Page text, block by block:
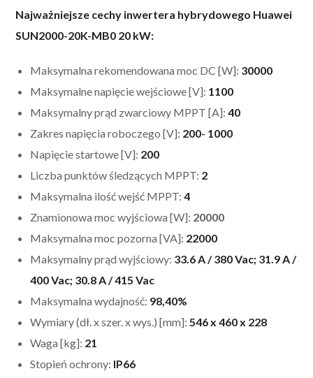
Najważniejsze cechy inwertera hybrydowego Huawei
SUN2000-20K-MB0 20 kW:
Maksymalna rekomendowana moc DC [W]: 30000
Maksymalne napięcie wejściowe [V]: 1100
Maksymalny prąd zwarciowy MPPT [A]:40
Zakres napięcia roboczego [V]: 200- 1000
Napięcie startowe [V]: 200
Liczba punktów śledzących MPPT: 2
Maksymalna ilość wejść MPPT:4
Znamionowa moc wyjściowa [W]: 20000
Maksymalna moc pozorna [VA]: 22000
Maksymalny prąd wyjściowy: 33.6 A / 380 Vac; 31.9 A /
400 Vac; 30.8 A / 415 Vac
Maksymalna wydajność: 98,40%
Wymiary (dł. x szer. x wys.) [mm]: 546 x 460 x 228
Waga [kg]: 21
Stopień ochrony: IP66